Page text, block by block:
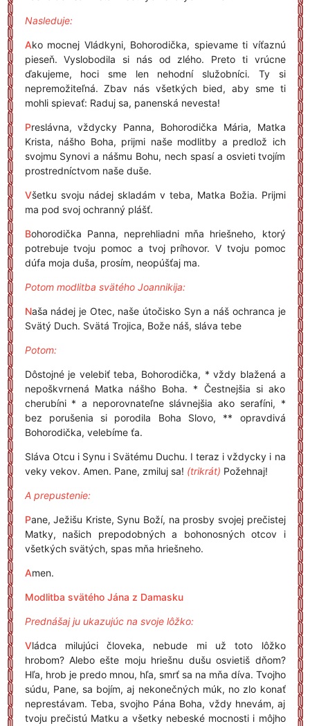
Nasleduje:
Ako mocnej Vládkyni, Bohorodička, spievame ti víťaznú
pieseň. Vyslobodila si nás od zlého. Preto ti vrúcne
ďakujeme, hoci sme len nehodní služobníci. Ty si
nepremožiteľná. Zbav nás všetkých bied, aby sme ti
mohli spievať: Raduj sa, panenská nevesta!
Preslávna, vždycky Panna, Bohorodička Mária, Matka
Krista, nášho Boha, prijmi naše modlitby a predlož ich
svojmu Synovi a nášmu Bohu, nech spasí a osvieti tvojím
prostredníctvom naše duše.
Všetku svoju nádej skladám v teba, Matka Božia. Prijmi
ma pod svoj ochranný plášť.
Bohorodička Panna, neprehliadni mňa hriešneho, ktorý
potrebuje tvoju pomoc a tvoj príhovor. V tvoju pomoc
dúfa moja duša, prosím, neopúšťaj ma.
Potom modlitba svätého Joannikija:
Naša nádej je Otec, naše útočisko Syn a náš ochranca je
Svätý Duch. Svätá Trojica, Bože náš, sláva tebe
Potom:
Dôstojné je velebiť teba, Bohorodička, * vždy blažená a
nepoškvrnená Matka nášho Boha. * Čestnejšia si ako
cherubíni * a neporovnateľne slávnejšia ako serafíni, *
bez porušenia si porodila Boha Slovo, ** opravdivá
Bohorodička, velebíme ťa.
Sláva Otcu i Synu i Svätému Duchu. I teraz i vždycky i na
veky vekov. Amen. Pane, zmiluj sa! (trikrát) Požehnaj!
A prepustenie:
Pane, Ježišu Kriste, Synu Boží, na prosby svojej prečistej
Matky, našich prepodobných a bohonosných otcov i
všetkých svätých, spas mňa hriešneho.
Amen.
Modlitba svätého Jána z Damasku
Prednášaj ju ukazujúc na svoje lôžko:
Vládca milujúci človeka, nebude mi už toto lôžko
hrobom? Alebo ešte moju hriešnu dušu osvietiš dňom?
Hľa, hrob je predo mnou, hľa, smrť sa na mňa díva. Tvojho
súdu, Pane, sa bojím, aj nekonečných múk, no zlo konať
neprestávam. Teba, svojho Pána Boha, vždy hnevám, aj
tvoju prečistú Matku a všetky nebeské mocnosti i môjho